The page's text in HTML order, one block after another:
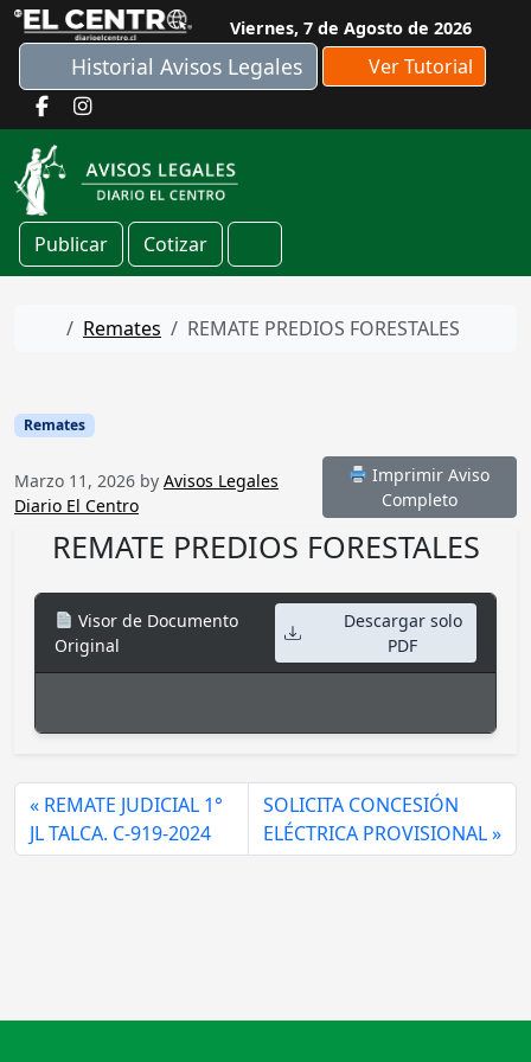
Skip to content
Viernes, 7 de Agosto de 2026
Historial Avisos Legales Ver Tutorial
Publicar Cotizar
Cart
Home
Remates REMATE PREDIOS FORESTALES
Remates
Marzo 11, 2026 by Avisos Legales
Diario El Centro
Imprimir Aviso
Completo
REMATE PREDIOS FORESTALES
Visor de Documento
Original
Descargar solo
PDF
REMATE JUDICIAL 1°
JL TALCA. C-919-2024
SOLICITA CONCESIÓN
ELÉCTRICA PROVISIONAL